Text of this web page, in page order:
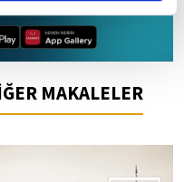
İndirin
MAKALELER